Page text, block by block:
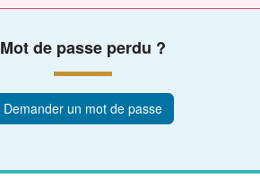
Mot de passe perdu ?
Demander un mot de passe